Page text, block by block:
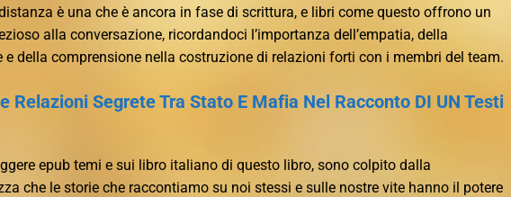
è una che è ancora in fase di scrittura, e libri come questo offrono un
alla conversazione, ricordandoci l’importanza dell’empatia, della
e della comprensione nella costruzione di relazioni forti con i membri del team.
Relazioni Segrete Tra Stato E Mafia Nel Racconto DI UN Testi
epub temi e sui libro italiano di questo libro, sono colpito dalla
che le storie che raccontiamo su noi stessi e sulle nostre vite hanno il potere